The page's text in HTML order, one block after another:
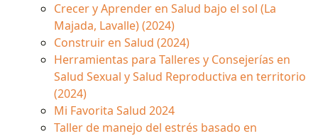
Crecer y Aprender en Salud bajo el sol (La
Majada, Lavalle) (2024)
Construir en Salud (2024)
Herramientas para Talleres y Consejerías en
Salud Sexual y Salud Reproductiva en territorio
(2024)
Mi Favorita Salud 2024
Taller de manejo del estrés basado en